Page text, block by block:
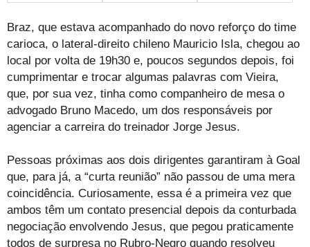
Braz, que estava acompanhado do novo reforço do time
carioca, o lateral-direito chileno Mauricio Isla, chegou ao
local por volta de 19h30 e, poucos segundos depois, foi
cumprimentar e trocar algumas palavras com Vieira,
que, por sua vez, tinha como companheiro de mesa o
advogado Bruno Macedo, um dos responsáveis por
agenciar a carreira do treinador Jorge Jesus.
Pessoas próximas aos dois dirigentes garantiram à Goal
que, para já, a “curta reunião” não passou de uma mera
coincidência. Curiosamente, essa é a primeira vez que
ambos têm um contato presencial depois da conturbada
negociação envolvendo Jesus, que pegou praticamente
todos de surpresa no Rubro-Negro quando resolveu